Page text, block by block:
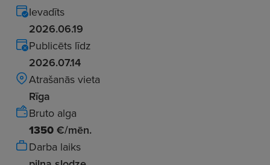
Ievadīts
2026.06.19
Publicēts līdz
2026.07.14
Atrašanās vieta
Rīga
Bruto alga
1350 €/mēn.
Darba laiks